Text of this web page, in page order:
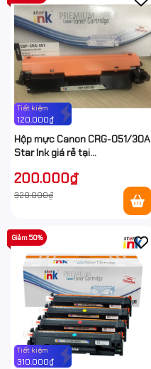
Tiết kiệm
120.000₫
Hộp mực Canon CRG-051/30A
Star Ink giá rẻ tại
200.000₫
320.000₫
Tiết kiệm
310.000₫
Giảm 50%